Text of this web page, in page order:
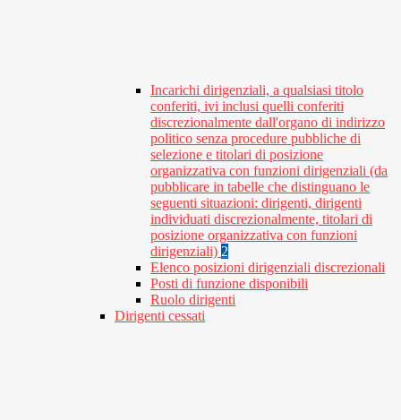
Incarichi dirigenziali, a qualsiasi titolo
conferiti, ivi inclusi quelli conferiti
discrezionalmente dall'organo di indirizzo
politico senza procedure pubbliche di
selezione e titolari di posizione
organizzativa con funzioni dirigenziali (da
pubblicare in tabelle che distinguano le
seguenti situazioni: dirigenti, dirigenti
individuati discrezionalmente, titolari di
posizione organizzativa con funzioni
dirigenziali) 2
Elenco posizioni dirigenziali discrezionali
Posti di funzione disponibili
Ruolo dirigenti
Dirigenti cessati